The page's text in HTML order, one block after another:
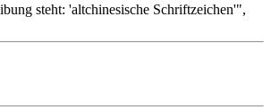
steht: 'altchinesische Schriftzeichen'",